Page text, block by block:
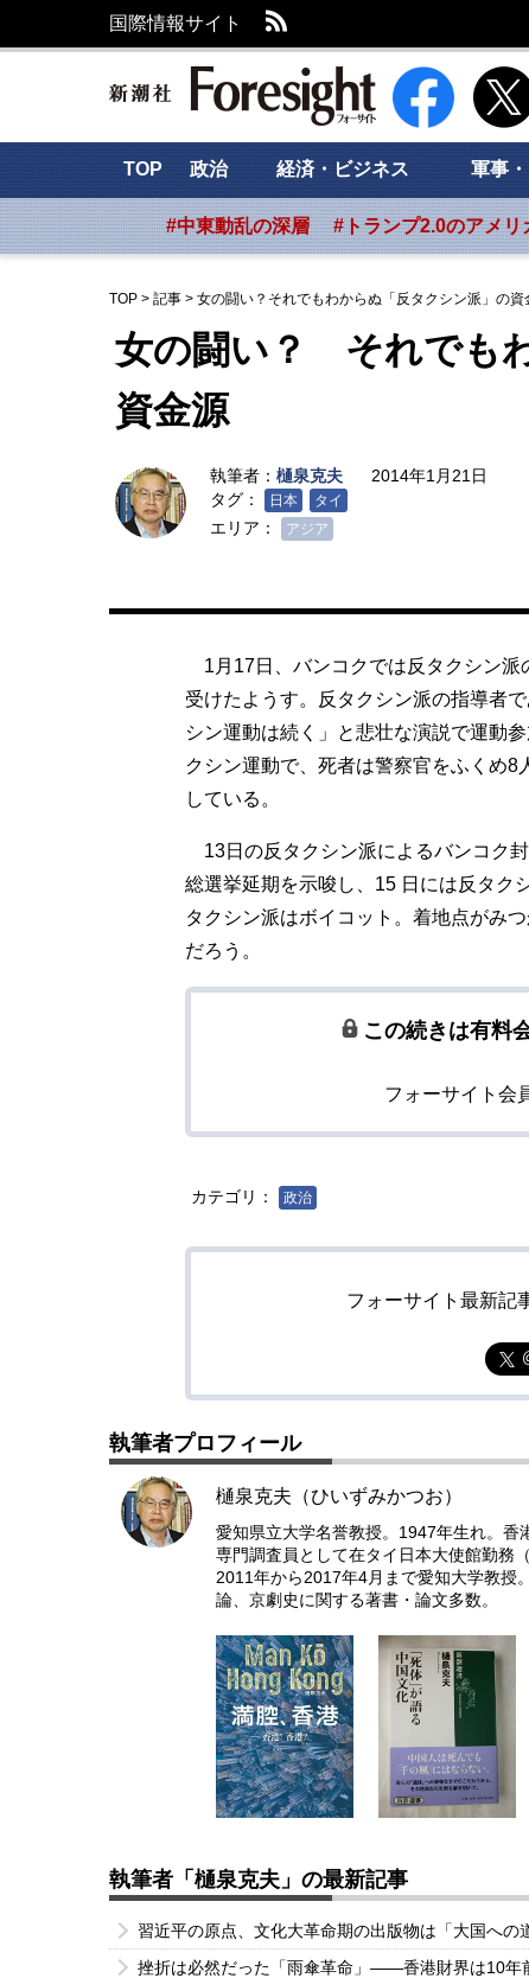
国際情報サイト
新潮社 Foresight
TOP 政治 経済・ビジネス 軍事
#中東動乱の深層 #トランプ2.0のアメリ
TOP > 記事 > 女の闘い？それでもわからぬ「反タクシン派」の資
女の闘い？ それでも
資金源
執筆者： 樋泉克夫
2014年1月21日
タグ：
日本 タイ
エリア： アジア
1月17日、バンコクでは反タクシン派
受けたようす。反タクシン派の指導者
シン運動は続く」と悲壮な演説で運動
クシン運動で、死者は警察官をふくめ
している。
13日の反タクシン派によるバンコク
総選挙延期を示唆し、15 日には反タク
タクシン派はボイコット。着地点がみ
だろう。
この続きは有料
フォーサイト会
カテゴリ： 政治
フォーサイト最新記
執筆者プロフィール
樋泉克夫（ひいずみかつお）
愛知県立大学名誉教授。1947年生れ。
専門調査員として在タイ日本大使館勤務
2011年から2017年4月まで愛知大学教授
論、京劇史に関する著書・論文多数。
執筆者「樋泉克夫」の最新記事
習近平の原点、文化大革命期の出版物は「大国への
挫折は必然だった「雨傘革命」――香港財界は10年